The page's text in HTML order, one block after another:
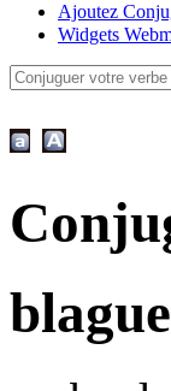
Ajoutez
Widgets